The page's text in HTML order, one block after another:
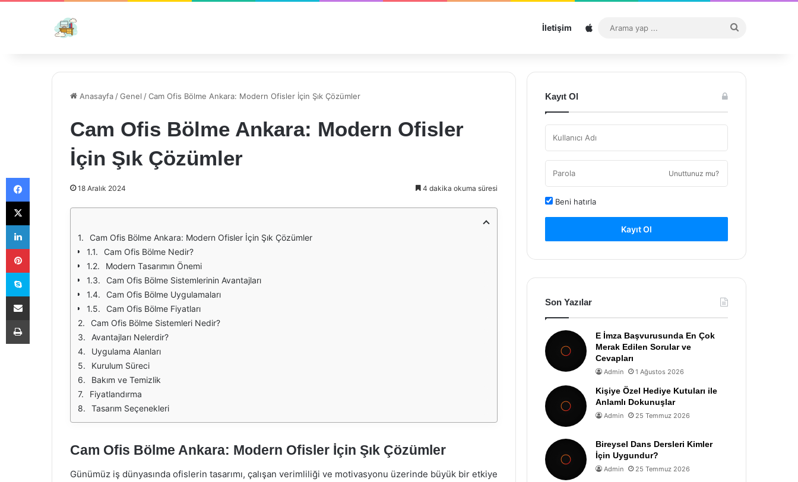
İletişim Sitemap
...
Anasayfa /Genel /Cam Ofis Bölme Ankara: Modern Ofisler İçin Şık Çözümler
Cam Ofis Bölme Ankara: Modern Ofisler
İçin Şık Çözümler
18 Aralık 2024 4 dakika okuma süresi
Cam Ofis Bölme Ankara: Modern Ofisler İçin Şık Çözümler
Cam Ofis Bölme Nedir?
Modern Tasarımın Önemi
Cam Ofis Bölme Sistemlerinin Avantajları
Cam Ofis Bölme Uygulamaları
Cam Ofis Bölme Fiyatları
Cam Ofis Bölme Sistemleri Nedir?
Avantajları Nelerdir?
Uygulama Alanları
Kurulum Süreci
Bakım ve Temizlik
Fiyatlandırma
Tasarım Seçenekleri
Cam Ofis Bölme Ankara: Modern Ofisler İçin Şık Çözümler
Günümüz iş dünyasında ofislerin tasarımı, çalışan verimliliği ve motivasyonu üzerinde büyük bir etkiye
Kayıt Ol
Unuttunuz mu?
Beni hatırla
Kayıt Ol
Son Yazılar
E İmza Başvurusunda En Çok
Merak Edilen Sorular ve
Cevapları
Admin 1 Ağustos 2026
Kişiye Özel Hediye Kutuları ile
Anlamlı Dokunuşlar
Admin 25 Temmuz 2026
Bireysel Dans Dersleri Kimler
İçin Uygundur?
Admin 25 Temmuz 2026
Facebook
X
LinkedIn
Pinterest
Skype
E-Posta ile paylaş